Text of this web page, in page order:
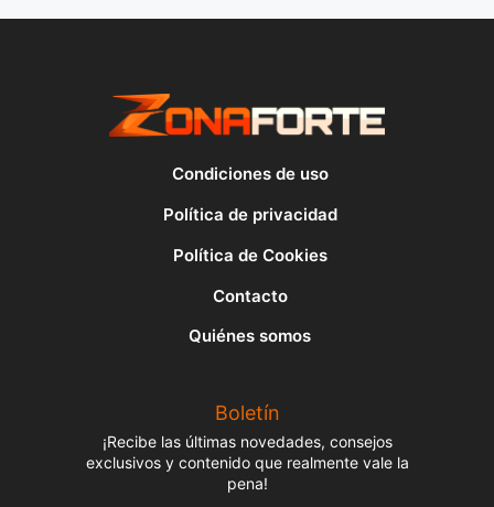
Condiciones de uso
Política de privacidad
Política de Cookies
Contacto
Quiénes somos
Boletín
¡Recibe las últimas novedades, consejos
exclusivos y contenido que realmente vale la
pena!